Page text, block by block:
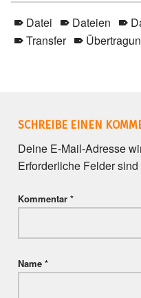
Datei Dateien
Transfer
SCHREIBE EINEN
Deine E-Mail-Adresse
Erforderliche Felder sind
Kommentar *
Name *